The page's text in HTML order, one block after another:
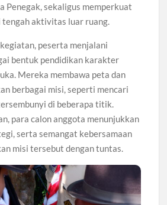
Penegak, sekaligus memperkuat
aktivitas luar ruang.
peserta menjalani
bentuk pendidikan karakter
Mereka membawa peta dan
berbagai misi, seperti mencari
di beberapa titik.
para calon anggota menunjukkan
serta semangat kebersamaan
misi tersebut dengan tuntas.